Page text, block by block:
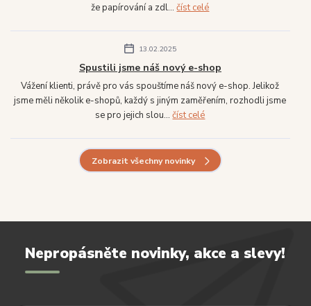
že papírování a zdl...číst celé
13.02.2025
Spustili jsme náš nový e-shop
Vážení klienti, právě pro vás spouštíme náš nový e-shop. Jelikož
jsme měli několik e-shopů, každý s jiným zaměřením, rozhodli jsme
se pro jejich slou...číst celé
Zobrazit všechny novinky
Nepropásněte novinky, akce a slevy!